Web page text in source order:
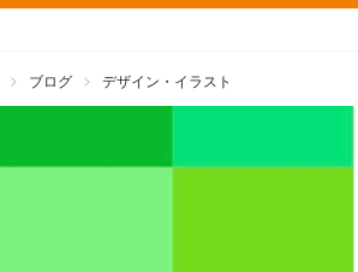
ブログ デザイン・イラスト